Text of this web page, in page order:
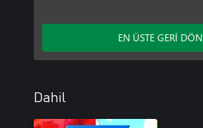
EN ÜSTE GERİ DÖN
Dahil